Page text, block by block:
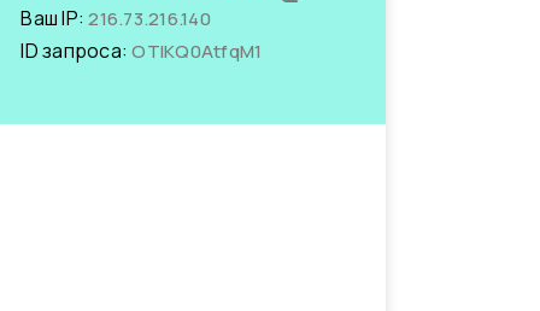
Ваш IP:216.73.216.140
ID запроса:OTIKQ0AtfqM1